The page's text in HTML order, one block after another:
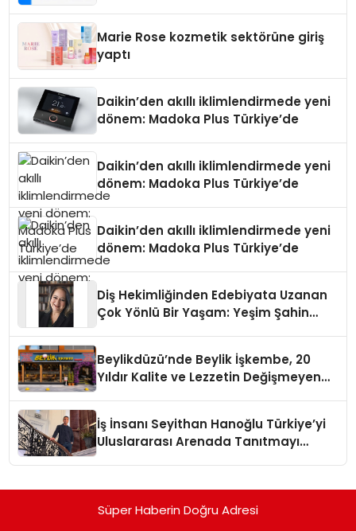
Marie Rose kozmetik sektörüne giriş
yaptı
Daikin’den akıllı iklimlendirmede yeni
dönem: Madoka Plus Türkiye’de
Daikin’den akıllı iklimlendirmede yeni
dönem: Madoka Plus Türkiye’de
Daikin’den akıllı iklimlendirmede yeni
dönem: Madoka Plus Türkiye’de
Diş Hekimliğinden Edebiyata Uzanan
Çok Yönlü Bir Yaşam: Yeşim Şahin
Beylikdüzü’nde Beylik İşkembe, 20
Yıldır Kalite ve Lezzetin Değişmeyen
İş İnsanı Seyithan Hanoğlu Türkiye’yi
Uluslararası Arenada Tanıtmayı
Süper Haberin Doğru Adresi